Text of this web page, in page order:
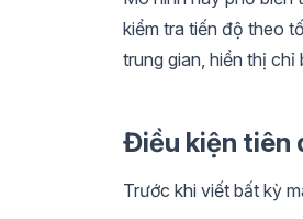
kiểm tra tiến độ theo
trung gian, hiển thị
Điều kiện tiên
Trước khi viết bất kỳ